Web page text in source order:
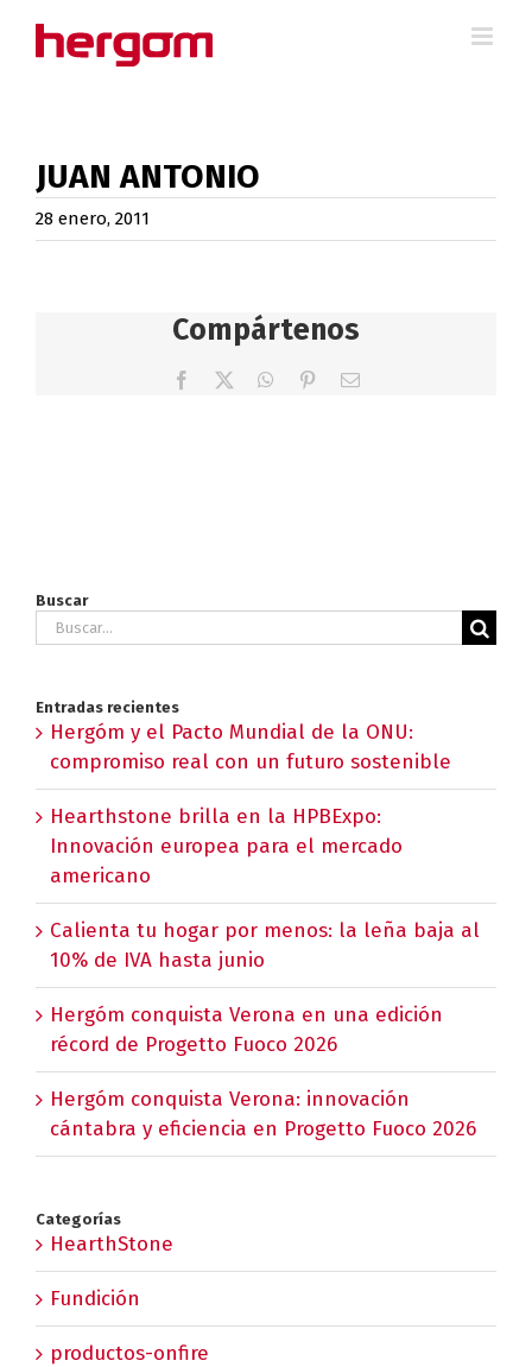
JUAN ANTONIO
28 enero, 2011
Compártenos
Facebook WhatsApp
PinterestCorreo
Buscar
Buscar:
Entradas recientes
Hergóm y el Pacto Mundial de la ONU:
compromiso real con un futuro sostenible
Hearthstone brilla en la HPBExpo:
Innovación europea para el mercado
americano
Calienta tu hogar por menos: la leña baja al
10% de IVA hasta junio
Hergóm conquista Verona en una edición
récord de Progetto Fuoco 2026
Hergóm conquista Verona: innovación
cántabra y eficiencia en Progetto Fuoco 2026
Categorías
HearthStone
Fundición
productos-onfire